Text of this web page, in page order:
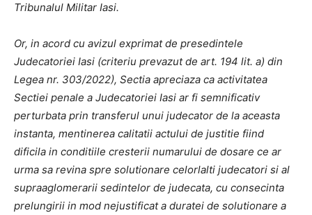
Tribunalul Militar Iasi.
Or, in acord cu avizul exprimat de presedintele
Judecatoriei Iasi (criteriu prevazut de art. 194 lit. a) din
Legea nr. 303/2022), Sectia apreciaza ca activitatea
Sectiei penale a Judecatoriei Iasi ar fi semnificativ
perturbata prin transferul unui judecator de la aceasta
instanta, mentinerea calitatii actului de justitie fiind
dificila in conditiile cresterii numarului de dosare ce ar
urma sa revina spre solutionare celorlalti judecatori si al
supraaglomerarii sedintelor de judecata, cu consecinta
prelungirii in mod nejustificat a duratei de solutionare a